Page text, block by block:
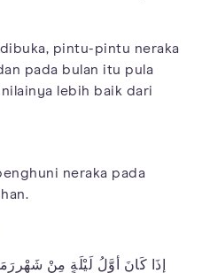
pintu-pintu neraka
pada bulan itu pula
lebih baik dari
neraka pada
إذَا كَانَ أوَّلُ لَيْلَةٍ مِنْ